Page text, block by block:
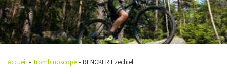
Accueil » Trombinoscope » RENCKER Ezechiel